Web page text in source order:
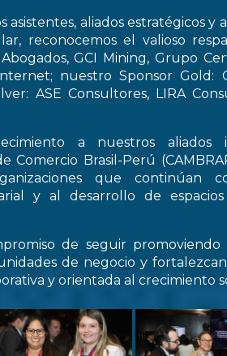
aliados estratégicos y
reconocemos el valioso
GCI Mining, Grupo
nuestro Sponsor Gold:
ASE Consultores, LIRA
a nuestros aliados
Comercio Brasil-Perú
que continúan
y al desarrollo de
de seguir
de negocio y
y orientada al crecimiento